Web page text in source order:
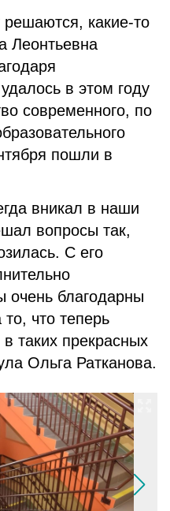
какие-то
Леонтьевна
в этом году
современного, по
пошли в
вникал в наши
вопросы так,
С его
благодарны
что теперь
таких прекрасных
Ольга Ратканова.